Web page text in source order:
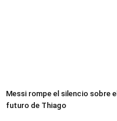
Messi rompe el silencio sobre el
futuro de Thiago